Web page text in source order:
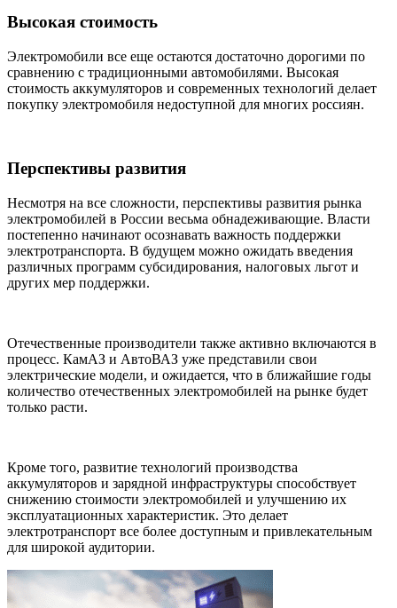
Высокая стоимость
Электромобили все еще остаются достаточно дорогими по
сравнению с традиционными автомобилями. Высокая
стоимость аккумуляторов и современных технологий делает
покупку электромобиля недоступной для многих россиян.
Перспективы развития
Несмотря на все сложности, перспективы развития рынка
электромобилей в России весьма обнадеживающие. Власти
постепенно начинают осознавать важность поддержки
электротранспорта. В будущем можно ожидать введения
различных программ субсидирования, налоговых льгот и
других мер поддержки.
Отечественные производители также активно включаются в
процесс. КамАЗ и АвтоВАЗ уже представили свои
электрические модели, и ожидается, что в ближайшие годы
количество отечественных электромобилей на рынке будет
только расти.
Кроме того, развитие технологий производства
аккумуляторов и зарядной инфраструктуры способствует
снижению стоимости электромобилей и улучшению их
эксплуатационных характеристик. Это делает
электротранспорт все более доступным и привлекательным
для широкой аудитории.